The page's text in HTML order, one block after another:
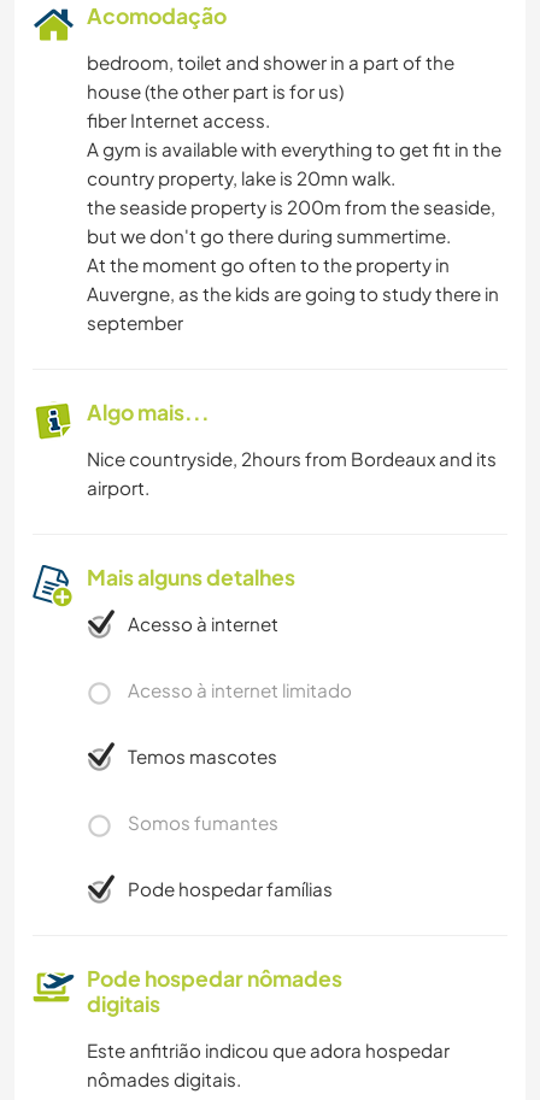
Acomodação
bedroom, toilet and shower in a part of the
house (the other part is for us)
fiber Internet access.
A gym is available with everything to get fit in the
country property, lake is 20mn walk.
the seaside property is 200m from the seaside,
but we don't go there during summertime.
At the moment go often to the property in
Auvergne, as the kids are going to study there in
september
Algo mais...
Nice countryside, 2hours from Bordeaux and its
airport.
Mais alguns detalhes
Acesso à internet
Acesso à internet limitado
Temos mascotes
Somos fumantes
Pode hospedar famílias
Pode hospedar nômades
digitais
Este anfitrião indicou que adora hospedar
nômades digitais.